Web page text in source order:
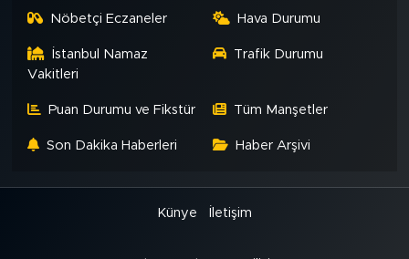
Nöbetçi Eczaneler Hava Durumu
İstanbul Namaz
Vakitleri
Trafik Durumu
Puan Durumu ve Fikstür Tüm Manşetler
Son Dakika Haberleri Haber Arşivi
Künye İletişim